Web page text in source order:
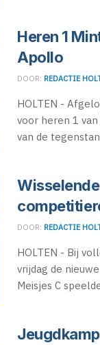
Heren 1
Apollo
DOOR: REDACTIE
HOLTEN -
voor heren 1
van de
DOOR: REDACTIE
HOLTEN - Bij
vrijdag de
Meisjes C